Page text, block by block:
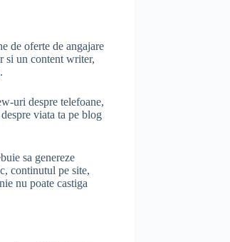
de oferte de angajare
si un content writer,
uri despre telefoane,
viata ta pe blog
sa genereze
continutul pe site,
nu poate castiga